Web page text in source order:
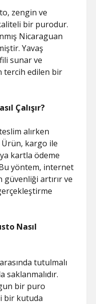
zengin ve
bir purodur.
Nicaraguan
Yavaş
sunar ve
tercih edilen bir
Çalışır?
alırken
Ürün, kargo ile
kartla ödeme
yöntem, internet
artırır ve
Nasıl
tutulmalı
saklanmalıdır.
bir puro
bir kutuda